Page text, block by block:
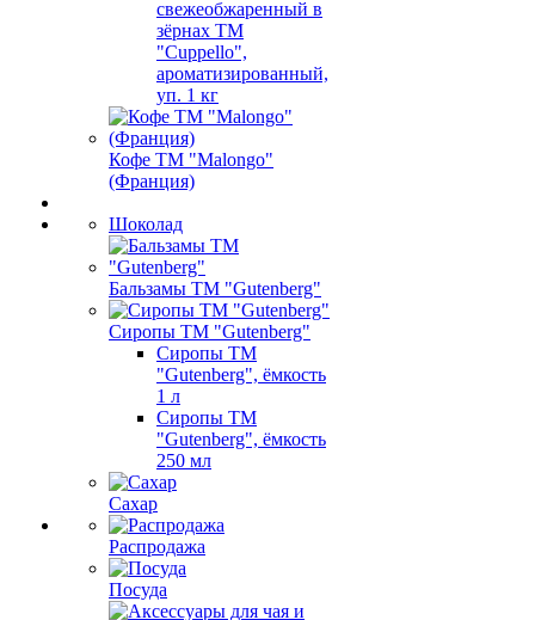
свежеобжаренный в
зёрнах ТМ
"Cuppello",
ароматизированный,
уп. 1 кг
Кофе ТМ "Malongo"
(Франция)
Шоколад
Бальзамы ТМ "Gutenberg"
Сиропы ТМ "Gutenberg"
Сиропы ТМ
"Gutenberg", ёмкость
1 л
Сиропы ТМ
"Gutenberg", ёмкость
250 мл
Сахар
Распродажа
Посуда